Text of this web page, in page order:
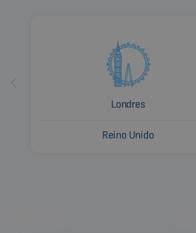
Londres
Reino Unido